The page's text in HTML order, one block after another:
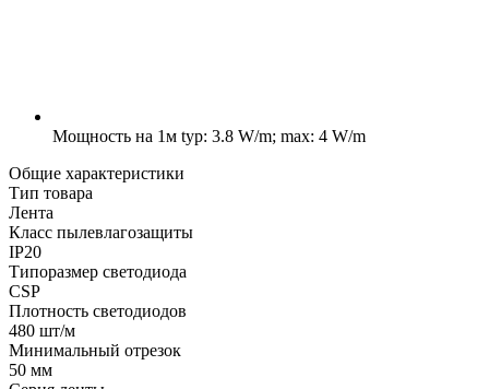
Мощность на 1м typ: 3.8 W/m; max: 4 W/m
Общие характеристики
Тип товара
Лента
Класс пылевлагозащиты
IP20
Типоразмер светодиода
CSP
Плотность светодиодов
480 шт/м
Минимальный отрезок
50 мм